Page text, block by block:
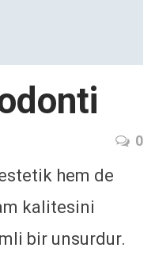
0
estetik hem de
kalitesini
bir unsurdur.